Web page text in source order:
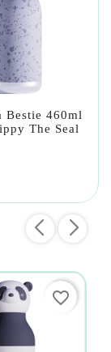
Bestie 460ml
The Seal
favorite_border